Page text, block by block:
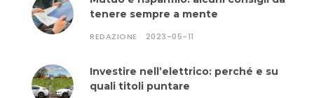
tenere sempre a mente
REDAZIONE 2023-05-11
Investire nell’elettrico: perché e su
quali titoli puntare